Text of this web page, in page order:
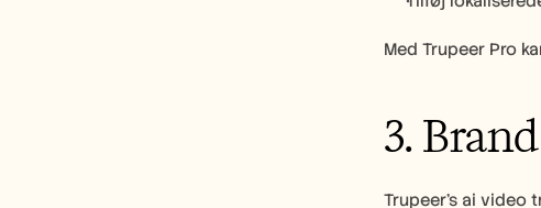
Med Trupeer Pro
3.
Trupeer’s ai